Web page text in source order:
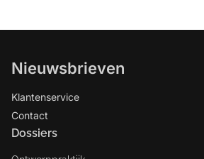
Nieuwsbrieven
Klantenservice
Contact
Dossiers